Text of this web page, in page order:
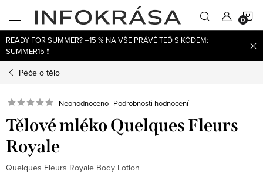
obsah
READY FOR SUMMER? –15 % NA VŠE PRÁVĚ TEĎ S KÓDEM:
SUMMER15 ❗
Péče o tělo
Neohodnoceno Podrobnosti hodnocení
Tělové mléko Quelques Fleurs
Royale
Quelques Fleurs Royale Body Lotion